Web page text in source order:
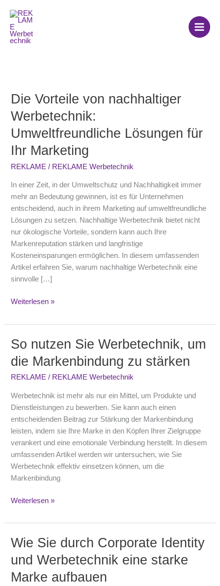
Inhalt
springen
Die Vorteile von nachhaltiger
Werbetechnik:
Umweltfreundliche Lösungen für
Ihr Marketing
REKLAME / REKLAME Werbetechnik
In einer Zeit, in der Umweltschutz und Nachhaltigkeit immer
mehr an Bedeutung gewinnen, ist es für Unternehmen
entscheidend, auch in ihrem Marketing auf umweltfreundliche
Lösungen zu setzen. Nachhaltige Werbetechnik bietet nicht
nur ökologische Vorteile, sondern kann auch Ihre
Markenreputation stärken und langfristige
Kosteneinsparungen ermöglichen. In diesem umfassenden
Artikel erfahren Sie, warum nachhaltige Werbetechnik eine
sinnvolle […]
Die
von
nachhaltiger
Umweltfreundliche
Lösungen
Ihr
Marketing
Weiterlesen »
So nutzen Sie Werbetechnik, um
die Markenbindung zu stärken
REKLAME / REKLAME Werbetechnik
Werbetechnik ist mehr als nur ein Mittel, um Produkte und
Dienstleistungen zu bewerben. Sie kann auch einen
entscheidenden Beitrag zur Stärkung der Markenbindung
leisten, indem sie Ihre Marke in den Köpfen Ihrer Zielgruppe
verankert und eine emotionale Verbindung herstellt. In diesem
umfassenden Artikel werden wir untersuchen, wie Sie
Werbetechnik effektiv einsetzen können, um die
Markenbindung
So
Sie
Werbetechnik,
die
Markenbindung
zu
stärken
Weiterlesen »
Wie Sie durch Corporate Identity
und Werbetechnik eine starke
Marke aufbauen
Wie
durch
Corporate